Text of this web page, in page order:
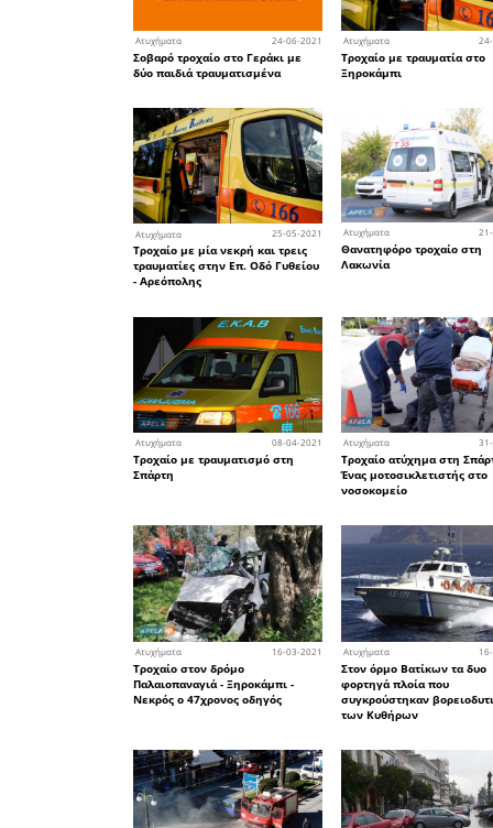
Ατυχήματα
Μεταφορά ασθενή από
κρουαζιερόπλοιο στο
Νοσοκομείο Σπάρτης
Ατυχήματα
Ακυβέρνητο ιστιοφόρο
Ελαφονήσου λόγω
βλάβης